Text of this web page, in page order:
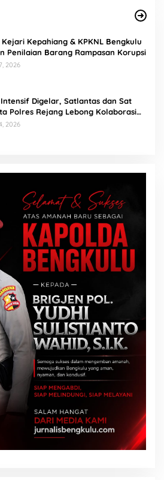
Kepahiang & KPKNL Bengkulu
Penilaian Barang Rampasan Korupsi
2026
Digelar, Satlantas dan Sat
Polres Rejang Lebong Kolaborasi
Balap Liar
2026